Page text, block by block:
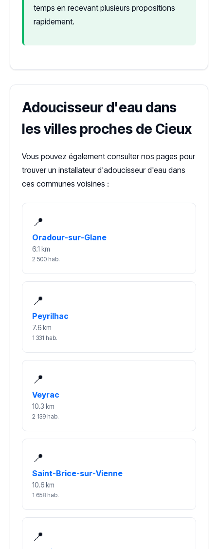
temps en recevant plusieurs propositions
rapidement.
Adoucisseur d'eau dans
les villes proches de Cieux
Vous pouvez également consulter nos pages pour
trouver un installateur d'adoucisseur d'eau dans
ces communes voisines :
📍
Oradour-sur-Glane
6.1 km
2 500 hab.
📍
Peyrilhac
7.6 km
1 331 hab.
📍
Veyrac
10.3 km
2 139 hab.
📍
Saint-Brice-sur-Vienne
10.6 km
1 658 hab.
📍